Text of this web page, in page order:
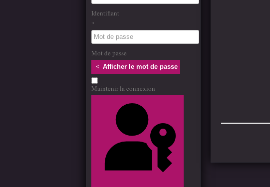
Identifiant
Mot de passe
Afficher le mot de passe
Maintenir la connexion